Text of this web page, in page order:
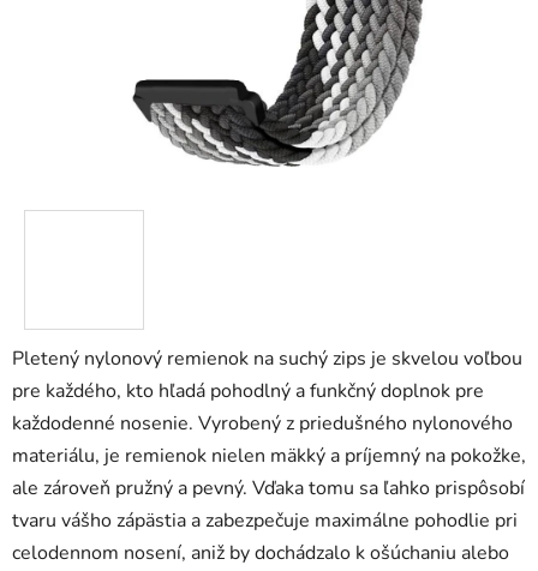
Pletený nylonový remienok na suchý zips je skvelou voľbou
pre každého, kto hľadá pohodlný a funkčný doplnok pre
každodenné nosenie. Vyrobený z priedušného nylonového
materiálu, je remienok nielen mäkký a príjemný na pokožke,
ale zároveň pružný a pevný. Vďaka tomu sa ľahko prispôsobí
tvaru vášho zápästia a zabezpečuje maximálne pohodlie pri
celodennom nosení, aniž by dochádzalo k ošúchaniu alebo